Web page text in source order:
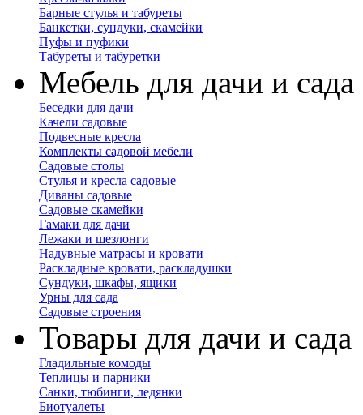
Барные стулья и табуреты
Банкетки, сундуки, скамейки
Пуфы и пуфики
Табуреты и табуретки
Мебель для дачи и сада
Беседки для дачи
Качели садовые
Подвесные кресла
Комплекты садовой мебели
Садовые столы
Стулья и кресла садовые
Диваны садовые
Садовые скамейки
Гамаки для дачи
Лежаки и шезлонги
Надувные матрасы и кровати
Раскладные кровати, раскладушки
Сундуки, шкафы, ящики
Урны для сада
Садовые строения
Товары для дачи и сада
Гладильные комоды
Теплицы и парники
Санки, тюбинги, ледянки
Биотуалеты